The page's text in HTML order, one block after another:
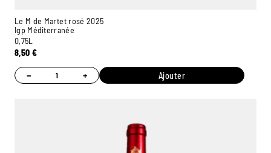
Le M de Martet rosé 2025
Igp Méditerranée
0,75L
8,50 €
− + Ajouter